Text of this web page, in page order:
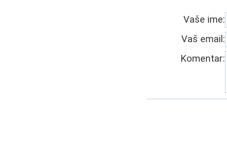
Vaše ime:
Vaš email:
Komentar: